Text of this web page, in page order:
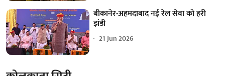
बीकानेर-अहमदाबाद नई रेल सेवा को हरी
झंडी
21 Jun 2026